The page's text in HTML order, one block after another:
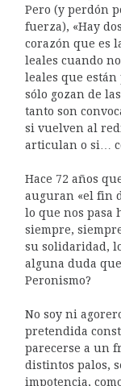
Pero (y perdón
fuerza), «Hay
corazón que es
leales cuando
leales que
sólo gozan de
tanto son
si vuelven al
articulan o si…
Hace 72 años
auguran «el fin
lo que nos pasa
siempre,
su solidaridad,
alguna duda
Peronismo?
No soy ni
pretendida
parecerse a un
distintos palos,
impotencia,